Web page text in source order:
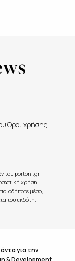
Όροι χρήσης
του portoni.gr
χρήση.
μέσο,
του εκδότη.
για την